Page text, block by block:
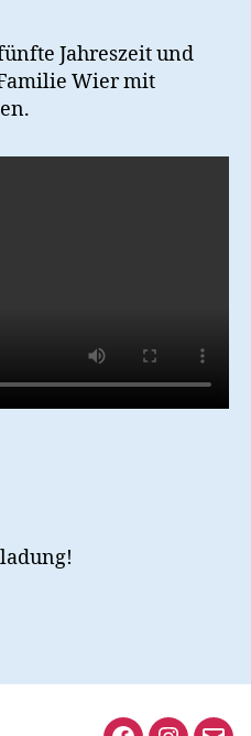
Jahreszeit und
Wier mit